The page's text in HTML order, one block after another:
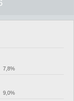
7,8%
9,0%